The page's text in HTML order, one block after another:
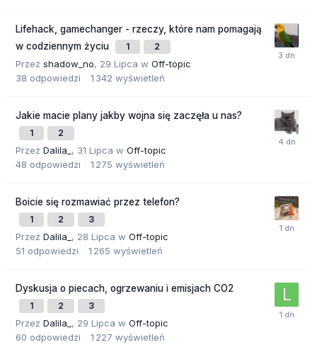
Lifehack, gamechanger - rzeczy, które nam pomagają
w codziennym życiu
1 2
Przez shadow_no, 29 Lipca w Off-topic
38 odpowiedzi 1 342 wyświetleń
Jakie macie plany jakby wojna się zaczęła u nas?
1 2
Przez Dalila_ , 31 Lipca w Off-topic
48 odpowiedzi 1 275 wyświetleń
Boicie się rozmawiać przez telefon?
1 2 3
Przez Dalila_ , 28 Lipca w Off-topic
51 odpowiedzi 1 265 wyświetleń
Dyskusja o piecach, ogrzewaniu i emisjach CO2
1 2 3
Przez Dalila_ , 29 Lipca w Off-topic
60 odpowiedzi 1 227 wyświetleń